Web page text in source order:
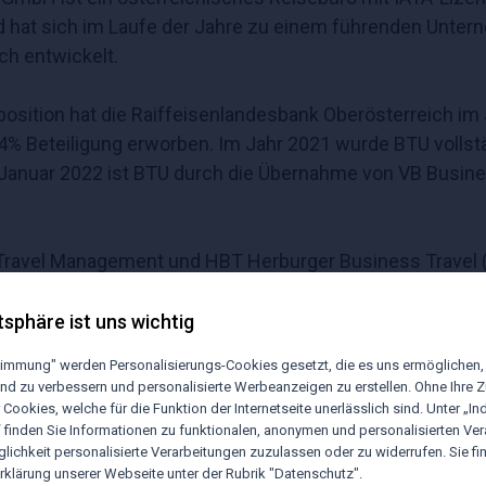
sich im Laufe der Jahre zu einem führenden
entwickelt.
hat die Raiffeisenlandesbank Oberösterreich im
Beteiligung erworben. Im Jahr 2021 wurde BTU
2022 ist BTU durch die Übernahme von VB
Management und HBT Herburger Business Travel
Business Travel (GBT) globale Kunden und ist eine
Unternehmen HBT bearbeitet. Die HBT ist eine
gehören Klaus Herburger, der mit seinem Touristik-
in erster Linie auf höchster Kundenorientierung,
unsere Mitarbeiter und Kunden von State-of-
ist uns wichtig
werden Personalisierungs-Cookies gesetzt, die es uns
zu verbessern und personalisierte Werbeanzeigen zu erstellen. Ohne Ihre
Cookies, welche für die Funktion der Internetseite unerlässlich sind. Unter
finden Sie Informationen zu funktionalen, anonymen und personalisierten
personalisierte Verarbeitungen zuzulassen oder zu widerrufen. Sie
unserer Webseite unter der Rubrik "Datenschutz".